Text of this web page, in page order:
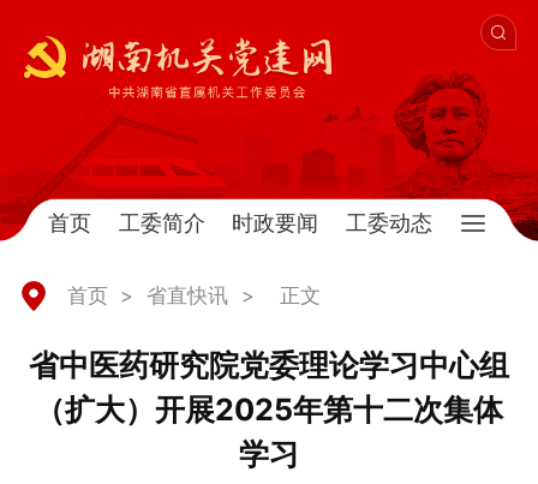
首页 工委简介 时政要闻 工委动态
首页 > 省直快讯 > 正文
省中医药研究院党委理论学习中心组
（扩大）开展2025年第十二次集体
学习